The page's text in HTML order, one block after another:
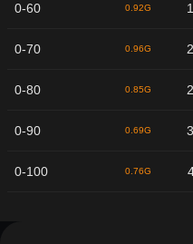
0-60 0.92G
0-70 0.96G
0-80 0.85G
0-90 0.69G
0-100 0.76G